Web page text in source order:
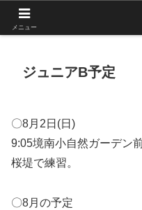
がんばれ！フル
ジュニアB予定
〇8月2日(日)
9:05境南小自然ガーデン前
桜堤で練習。
〇8月の予定
メニュー